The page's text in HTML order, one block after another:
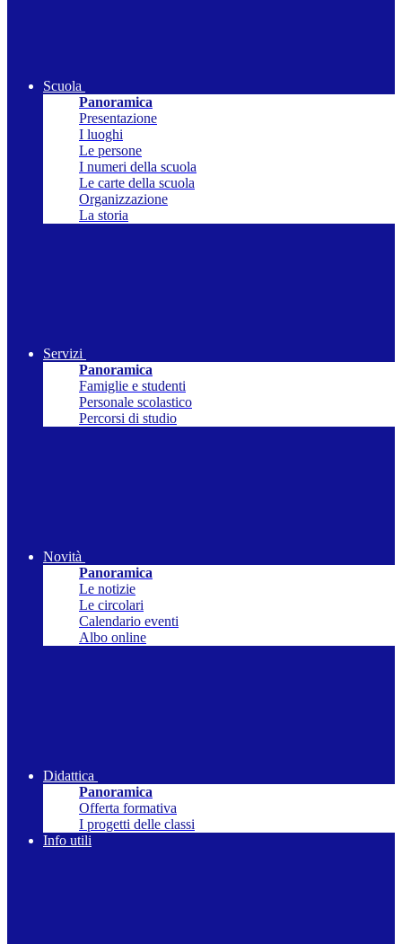
Scuola
Panoramica
Presentazione
I luoghi
Le persone
I numeri della scuola
Le carte della scuola
Organizzazione
La storia
Servizi
Panoramica
Famiglie e studenti
Personale scolastico
Percorsi di studio
Novità
Panoramica
Le notizie
Le circolari
Calendario eventi
Albo online
Didattica
Panoramica
Offerta formativa
I progetti delle classi
Info utili